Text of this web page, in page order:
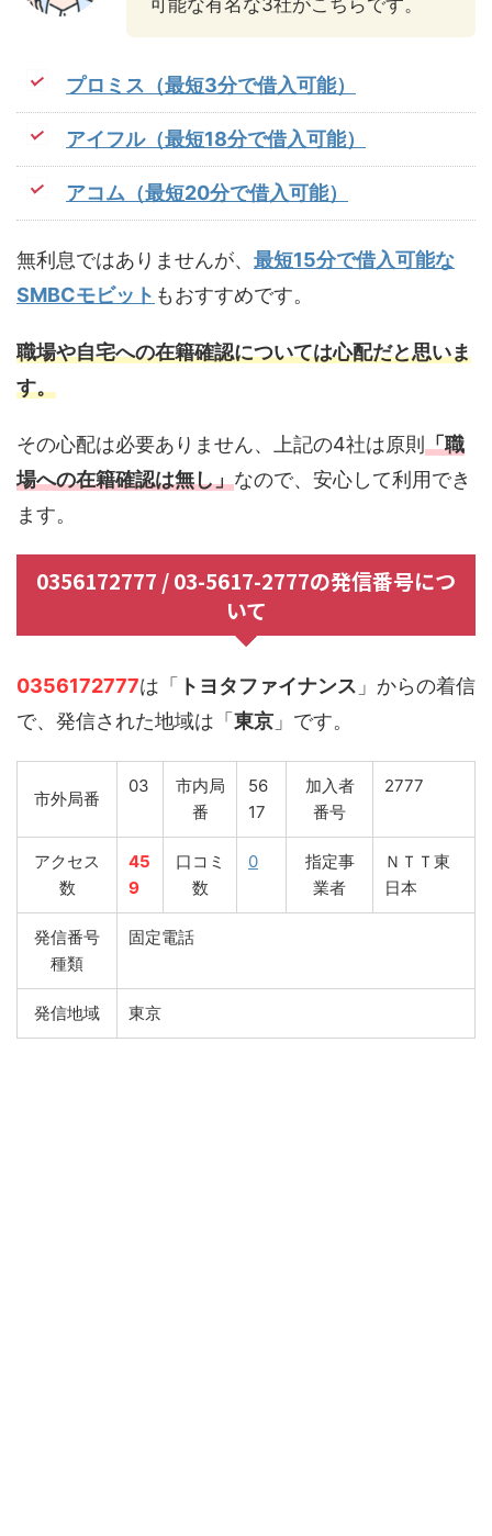
プロミス（最短3分で借入可能）
アイフル（最短18分で借入可能）
アコム（最短20分で借入可能）
無利息ではありませんが、 最短15分で借入可能な
SMBCモビット もおすすめです。
職場や自宅への在籍確認については心配だと思いま
す。
その心配は必要ありません、上記の4社は原則「職
場への在籍確認は無し」なので、安心して利用でき
ます。
0356172777 / 03-5617-2777の発信番号につ
いて
0356172777は「 トヨタファイナンス 」からの着信
で、発信された地域は「東京 」です。
市外局番
03
市内局
番
56
17
加入者
番号
2777
アクセス
数
45
9
口コミ
数
0
指定事
業者
ＮＴＴ東
日本
発信番号
種類
固定電話
発信地域 東京